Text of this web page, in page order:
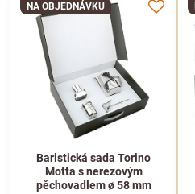
NA OBJEDNÁVKU
Baristická sada Torino
Motta s nerezovým
pěchovadlem ø 58 mm